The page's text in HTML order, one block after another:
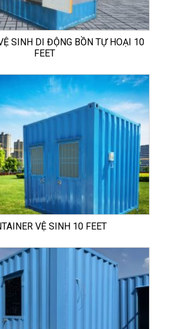
SINH DI ĐỘNG BỒN TỰ HOẠI 10
FEET
VỆ SINH 10 FEET